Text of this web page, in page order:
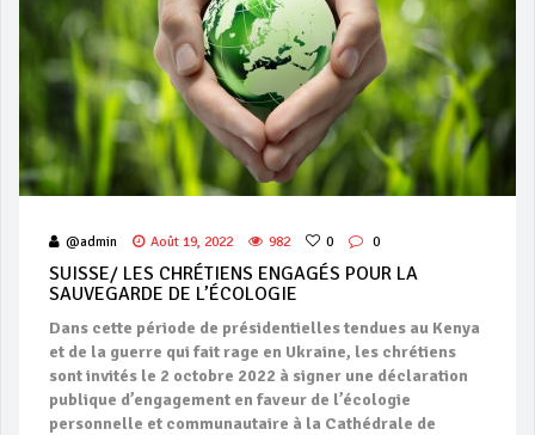
@admin Août 19, 2022 982 0 0
SUISSE/ LES CHRÉTIENS ENGAGÉS POUR LA
SAUVEGARDE DE L’ÉCOLOGIE
Dans cette période de présidentielles tendues au Kenya
et de la guerre qui fait rage en Ukraine, les chrétiens
sont invités le 2 octobre 2022 à signer une déclaration
publique d’engagement en faveur de l’écologie
personnelle et communautaire à la Cathédrale de